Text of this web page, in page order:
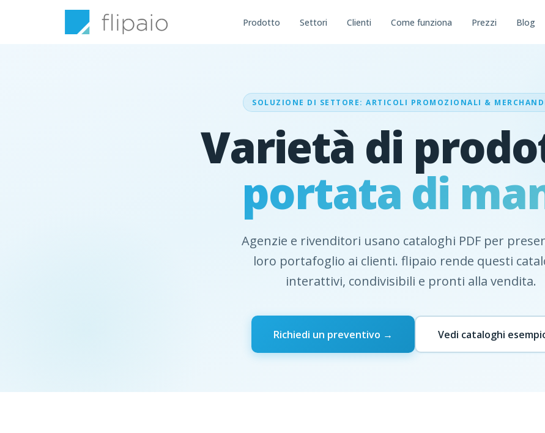
Prodotto Settori Clienti Come funziona Prezzi Blog
SOLUZIONE DI SETTORE: ARTICOLI PROMOZIONALI &
Varietà di
portata di
Agenzie e rivenditori usano cataloghi PDF per
loro portafoglio ai clienti. flipaio rende questi
interattivi, condivisibili e pronti alla vendita.
Richiedi un preventivo → Vedi cataloghi